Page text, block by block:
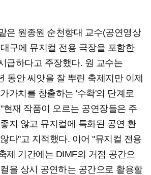
은 원종원 순천향대 교수(공연영상
구에 뮤지컬 전용 극장을 포함한
급하다고 주장했다. 원 교수는
동안 씨앗을 잘 뿌린 축제지만 이제
가치를 창출하는 '수확'의 단계로
현재 작품이 오르는 공연장들은 주
지 않고 뮤지컬에 특화된 공연 환
다"고 지적했다. 이어 "뮤지컬 전용
제 기간에는 DIMF의 거점 공간으
을 상시 공연하는 공간으로 활용할